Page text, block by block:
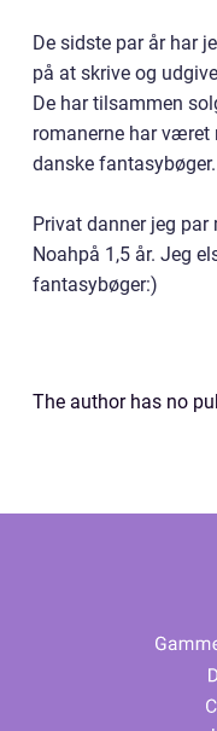
De sidste par år har
på at skrive og
De har tilsammen
romanerne har været
danske fantasybøger.
Privat danner jeg
Noahpå 1,5 år. Jeg
fantasybøger:)
The author has no